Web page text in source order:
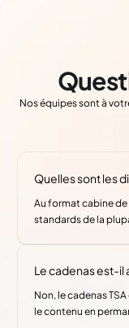
Nos équipes sont à
Quelles sont les
Au format cabine
standards de la
Le cadenas est-il
Non, le cadenas
le contenu en